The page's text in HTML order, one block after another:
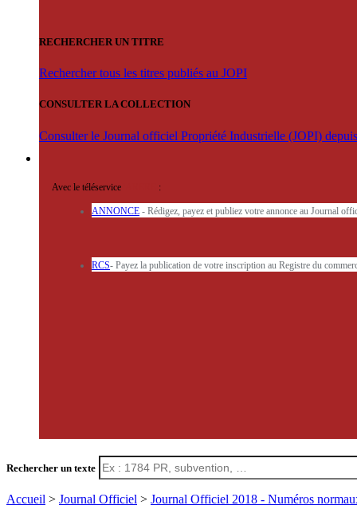
RECHERCHER UN TITRE
Rechercher tous les titres publiés au JOPI
CONSULTER LA COLLECTION
Consulter le Journal officiel Propriété Industrielle (JOPI)
Avec le téléservice :
ANNONCE - Rédigez, payez et publiez votre annonce au Journal
RCS- Payez la publication de votre inscription au Registre du
Rechercher un texte
Accueil > Journal Officiel > Journal Officiel 2018 - Numéros